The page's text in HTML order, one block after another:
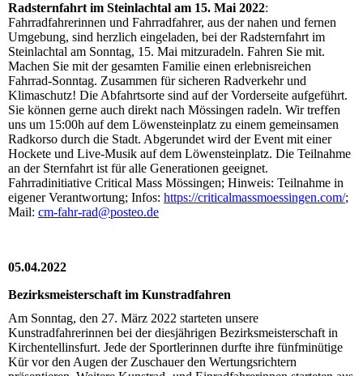
Radsternfahrt im Steinlachtal am 15. Mai 2022:
Fahrradfahrerinnen und Fahrradfahrer, aus der nahen und fernen
Umgebung, sind herzlich eingeladen, bei der Radsternfahrt im
Steinlachtal am Sonntag, 15. Mai mitzuradeln. Fahren Sie mit.
Machen Sie mit der gesamten Familie einen erlebnisreichen
Fahrrad-Sonntag. Zusammen für sicheren Radverkehr und
Klimaschutz! Die Abfahrtsorte sind auf der Vorderseite aufgeführt.
Sie können gerne auch direkt nach Mössingen radeln. Wir treffen
uns um 15:00h auf dem Löwensteinplatz zu einem gemeinsamen
Radkorso durch die Stadt. Abgerundet wird der Event mit einer
Hockete und Live-Musik auf dem Löwensteinplatz. Die Teilnahme
an der Sternfahrt ist für alle Generationen geeignet.
Fahrradinitiative Critical Mass Mössingen; Hinweis: Teilnahme in
eigener Verantwortung; Infos: https://criticalmassmoessingen.com/;
Mail: cm-fahr-rad@posteo.de
05.04.2022
Bezirksmeisterschaft im Kunstradfahren
Am Sonntag, den 27. März 2022 starteten unsere
Kunstradfahrerinnen bei der diesjährigen Bezirksmeisterschaft in
Kirchentellinsfurt. Jede der Sportlerinnen durfte ihre fünfminütige
Kür vor den Augen der Zuschauer den Wertungsrichtern